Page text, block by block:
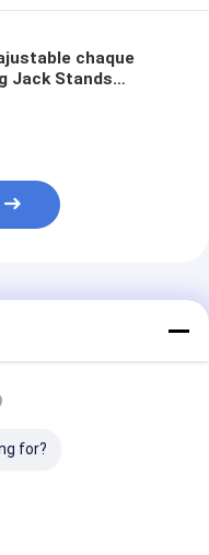
chaque
Jack Stands
for?